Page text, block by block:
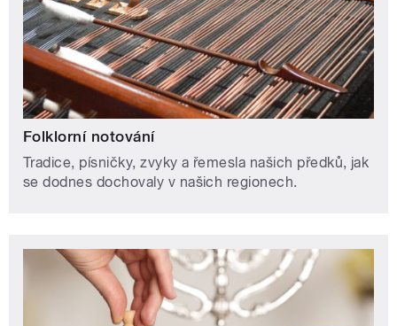
Folklorní notování
Tradice, písničky, zvyky a řemesla našich předků, jak
se dodnes dochovaly v našich regionech.